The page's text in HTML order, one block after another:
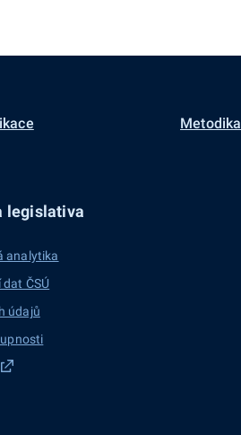
Metodika
legislativa
analytika
ČSÚ
údajů